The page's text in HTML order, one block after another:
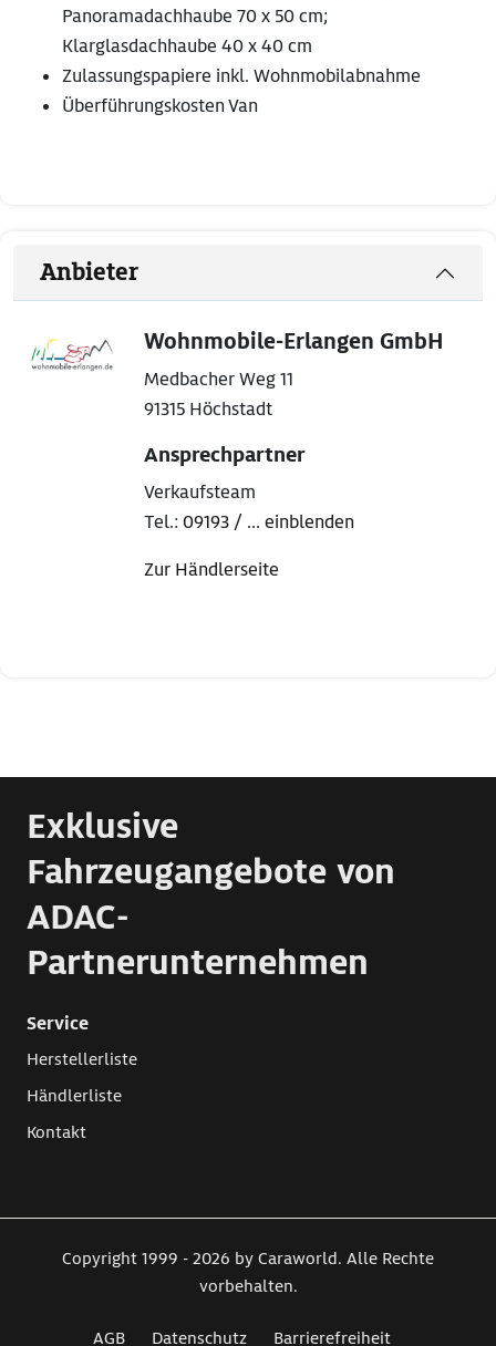
Panoramadachhaube 70 x 50 cm;
Klarglasdachhaube 40 x 40 cm
Zulassungspapiere inkl. Wohnmobilabnahme
Überführungskosten Van
Anbieter
Wohnmobile-Erlangen GmbH
Medbacher Weg 11
91315 Höchstadt
Ansprechpartner
Verkaufsteam
Tel.: 09193 / ... einblenden
Zur Händlerseite
Exklusive
Fahrzeugangebote von
ADAC-
Partnerunternehmen
Service
Herstellerliste
Händlerliste
Kontakt
Copyright 1999 - 2026 by Caraworld. Alle Rechte
vorbehalten.
AGB Datenschutz Barrierefreiheit